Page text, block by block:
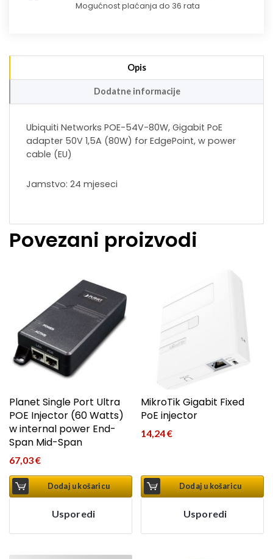
Mogućnost plaćanja do 36 rata
Opis
Dodatne informacije
Ubiquiti Networks POE-54V-80W, Gigabit PoE
adapter 50V 1,5A (80W) for EdgePoint, w power
cable (EU)
Jamstvo: 24 mjeseci
Povezani proizvodi
Planet Single Port Ultra
POE Injector (60 Watts)
w internal power End-
Span Mid-Span
67,03€
Dodaj u košaricu
Usporedi
MikroTik Gigabit Fixed
PoE injector
14,24€
Dodaj u košaricu
Usporedi